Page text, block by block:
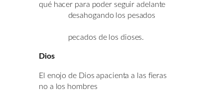
qué hacer para poder seguir adelante
desahogando los pesados
pecados de los dioses.
Dios
El enojo de Dios apacienta a las fieras
no a los hombres